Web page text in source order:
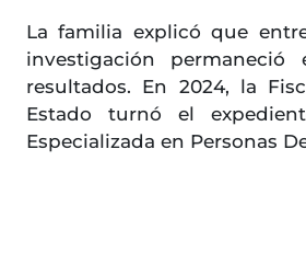
La familia explicó que
investigación
resultados. En 2024, la
Estado turnó el
Especializada en Personas